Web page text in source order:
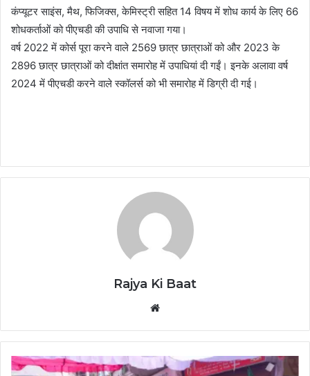
कंप्यूटर साइंस, मैथ, फिजिक्स, केमिस्ट्री सहित 14 विषय में शोध कार्य के लिए 66
शोधकर्ताओं को पीएचडी की उपाधि से नवाजा गया।
वर्ष 2022 में कोर्स पूरा करने वाले 2569 छात्र छात्राओं को और 2023 के
2896 छात्र छात्राओं को दीक्षांत समारोह में उपाधियां दी गईं। इनके अलावा वर्ष
2024 में पीएचडी करने वाले स्कॉलर्स को भी समारोह में डिग्री दी गई।
Rajya Ki Baat